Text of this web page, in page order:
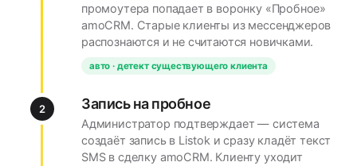
промоутера попадает в воронку «Пробное»
amoCRM. Старые клиенты из мессенджеров
распознаются и не считаются новичками.
авто · детект существующего клиента
2 Запись на пробное
Администратор подтверждает — система
создаёт запись в Listok и сразу кладёт текст
SMS в сделку amoCRM. Клиенту уходит